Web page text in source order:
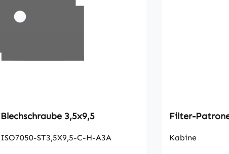
Blechschraube 3,5x9,5
ISO7050-ST3,5X9,5-C-H-A3A
Filter-
Kabine